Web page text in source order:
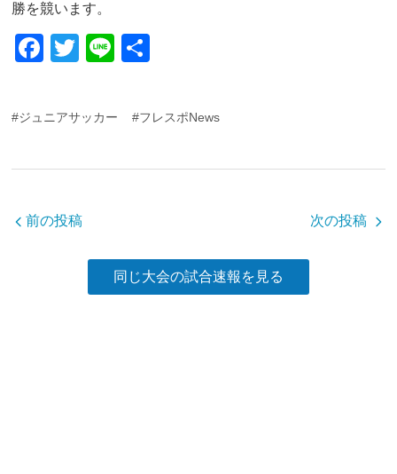
勝を競います。
F
c
e
b
o
T
er
Li
#ジュニアサッカー #フレスポNews
前の投稿 次の投稿
同じ大会の試合速報を見る